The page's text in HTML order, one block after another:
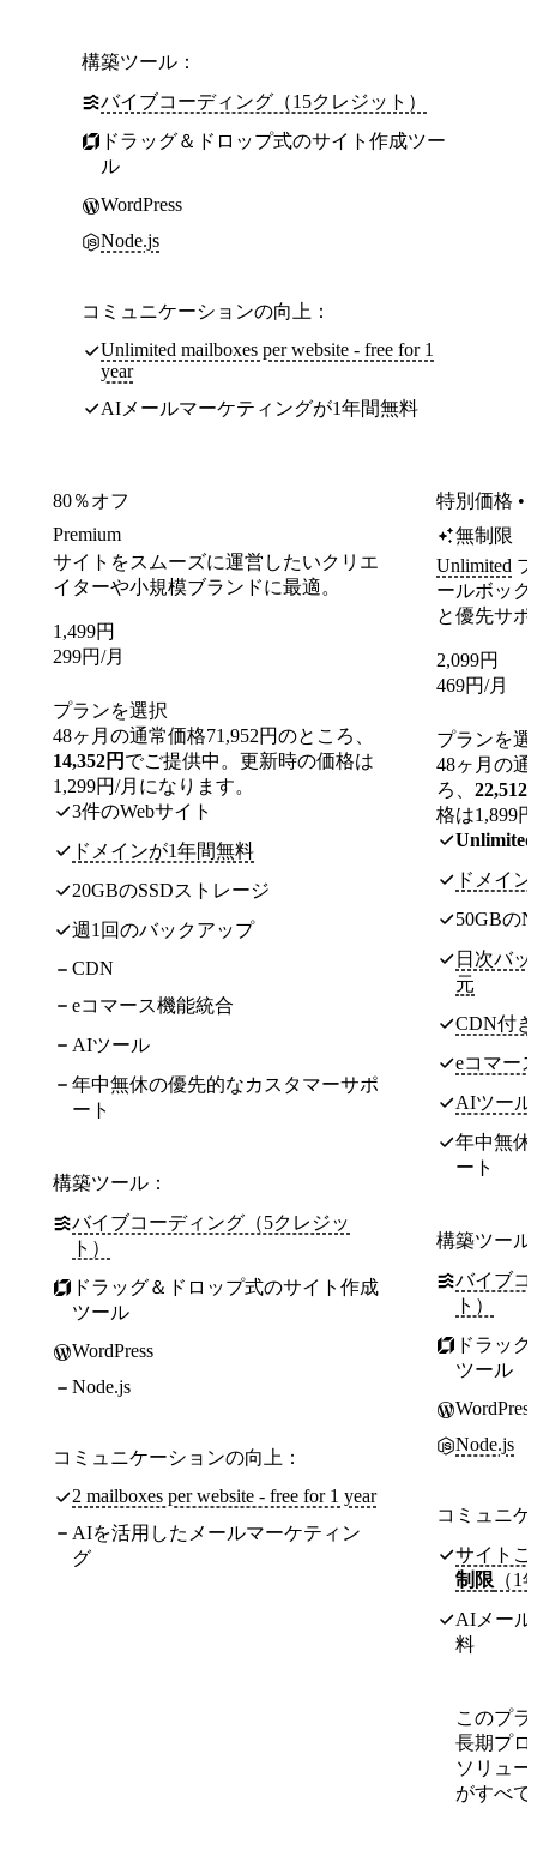
構築ツール：
バイブコーディング（15クレジット）
ドラッグ＆ドロップ式のサイト作成ツー
ル
WordPress
Node.js
コミュニケーションの向上：
Unlimited mailboxes per website - free for 1
year
AIメールマーケティングが1年間無料
80％オフ
Premium
サイトをスムーズに運営したいクリエ
イターや小規模ブランドに最適。
1,499円
299円/月
プランを選択
48ヶ月の通常価格71,952円のところ、
14,352円 でご提供中。更新時の価格は
1,299円/月になります。
3件のWebサイト
ドメインが1年間無料
20GBのSSDストレージ
週1回のバックアップ
CDN
eコマース機能統合
AIツール
年中無休の優先的なカスタマーサポ
ート
構築ツール：
バイブコーディング（5クレジッ
ト）
ドラッグ＆ドロップ式のサイト作成
ツール
WordPress
Node.js
コミュニケーションの向上：
2 mailboxes per website - free for 1 year
AIを活用したメールマーケティン
グ
特別価格 •
無制限
Unlimited
ールボッ
と優先サ
2,099円
469円/月
プランを選
48ヶ月の通
ろ、 22,512
格は1,899
ドメイ
50GBの
日次バ
元
CDN付き
eコマー
AIツール
年中無休
ート
構築ツール
バイブコ
ト）
ドラッ
ツール
WordPress
Node.js
コミュニ
サイトご
制限 （1
AIメー
料
このプ
長期プロ
ソリュ
がすべ